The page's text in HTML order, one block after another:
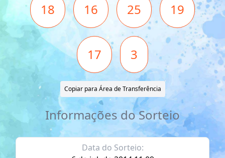
18 16 25 19
17 3
Copiar para Área de Transferência
Informações do Sorteio
Data do Sorteio: